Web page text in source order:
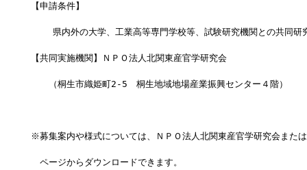
【申請条件】
県内外の大学、工業高等専門学校等、試験研究機関との共同研
【共同実施機関】ＮＰＯ法人北関東産官学研究会
（桐生市織姫町2-5　桐生地域地場産業振興センター４階）
※募集案内や様式については、ＮＰＯ法人北関東産官学研究会また
ページからダウンロードできます。